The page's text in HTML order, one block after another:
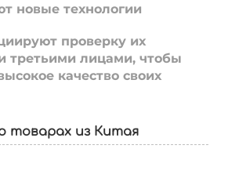
новые технологии
проверку их
третьими лицами, чтобы
качество своих
товарах из Китая